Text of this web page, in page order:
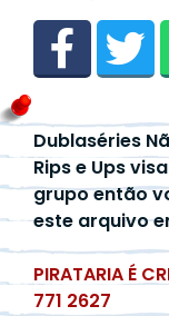
Dublaséries
Rips e Ups
grupo então
este arquivo
PIRATARIA É
771 2627